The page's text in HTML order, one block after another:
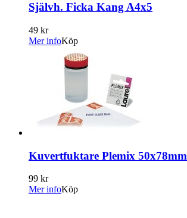
Självh. Ficka Kang A4x5
49 kr
Mer infoKöp
Kuvertfuktare Plemix 50x78mm
99 kr
Mer infoKöp